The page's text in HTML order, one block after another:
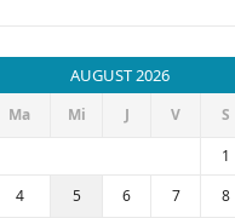
AUGUST 2026
Ma Mi J V S
1
4 5 6 7 8